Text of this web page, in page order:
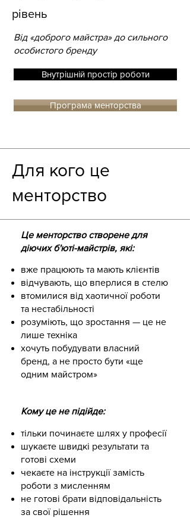
рівень
Від «доброго майстра» до сильного
особистого бренду
Внутрішній простір роботи
Програма менторства
Для кого це
менторство
Це менторство створене для
діючих б'юті-майстрів, які:
вже працюють та мають клієнтів
відчувають, що вперлися в стелю
втомилися від хаотичної роботи
та нестабільності
розуміють, що зростання — це не
лише техніка
хочуть побудувати власний
бренд, а не просто бути «ще
одним майстром»
Кому це не підійде:
тільки починаєте шлях у професії
шукаєте швидкі результати та
готові схеми
чекаєте на інструкції замість
роботи з мисленням
не готові брати відповідальність
за свої рішення